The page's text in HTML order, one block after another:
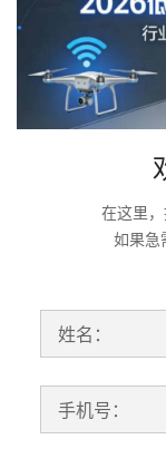
在这里
如果急
姓名：
手机号：